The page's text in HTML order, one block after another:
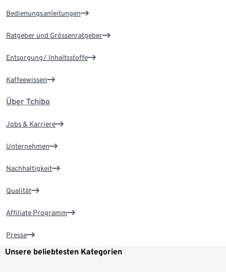
Bedienungsanleitungen
Ratgeber und Grössenratgeber
Entsorgung/ Inhaltsstoffe
Kaffeewissen
Über Tchibo
Jobs & Karriere
Unternehmen
Nachhaltigkeit
Qualität
Affiliate Programm
Presse
Unsere beliebtesten Kategorien